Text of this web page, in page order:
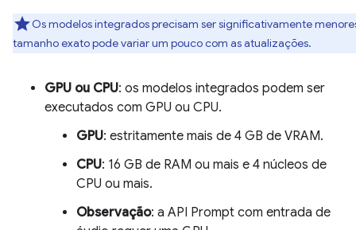
Os modelos integrados precisam ser significativamente
tamanho exato pode variar um pouco com as atualizações.
GPU ou CPU: os modelos integrados podem ser
executados com GPU ou CPU.
GPU: estritamente mais de 4 GB de VRAM.
CPU: 16 GB de RAM ou mais e 4 núcleos de
CPU ou mais.
Observação: a API Prompt com entrada de